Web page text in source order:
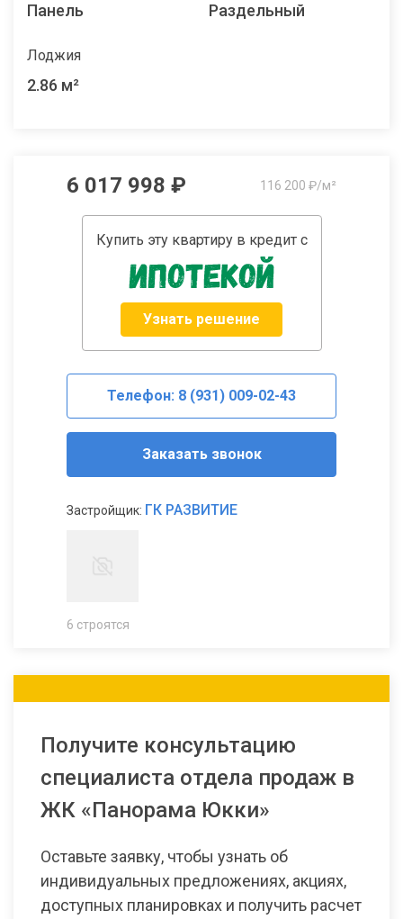
Панель Раздельный
Лоджия
2.86 м²
6 017 998 ₽ 116 200 ₽/м²
Купить эту квартиру в кредит с
Узнать решение
Телефон: 8 (931) 009-02-43
Заказать звонок
Застройщик: ГК РАЗВИТИЕ
6 строятся
Получите консультацию
специалиста отдела продаж в
ЖК «Панорама Юкки»
Оставьте заявку, чтобы узнать об
индивидуальных предложениях, акциях,
доступных планировках и получить расчет